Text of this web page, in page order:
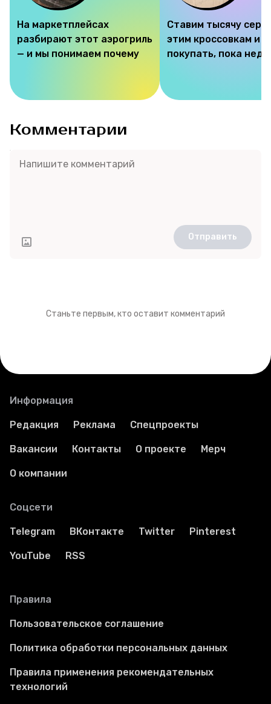
На маркетплейсах
разбирают этот аэрогриль
— и мы понимаем почему
Ставим тысячу
этим кроссовкам и
покупать, пока
Комментарии
Отправить
Станьте первым, кто оставит комментарий
Информация
Редакция Реклама Спецпроекты
Вакансии Контакты О проекте Мерч
О компании
Соцсети
Telegram ВКонтакте Twitter Pinterest
YouTube RSS
Правила
Пользовательское соглашение
Политика обработки персональных данных
Правила применения рекомендательных
технологий